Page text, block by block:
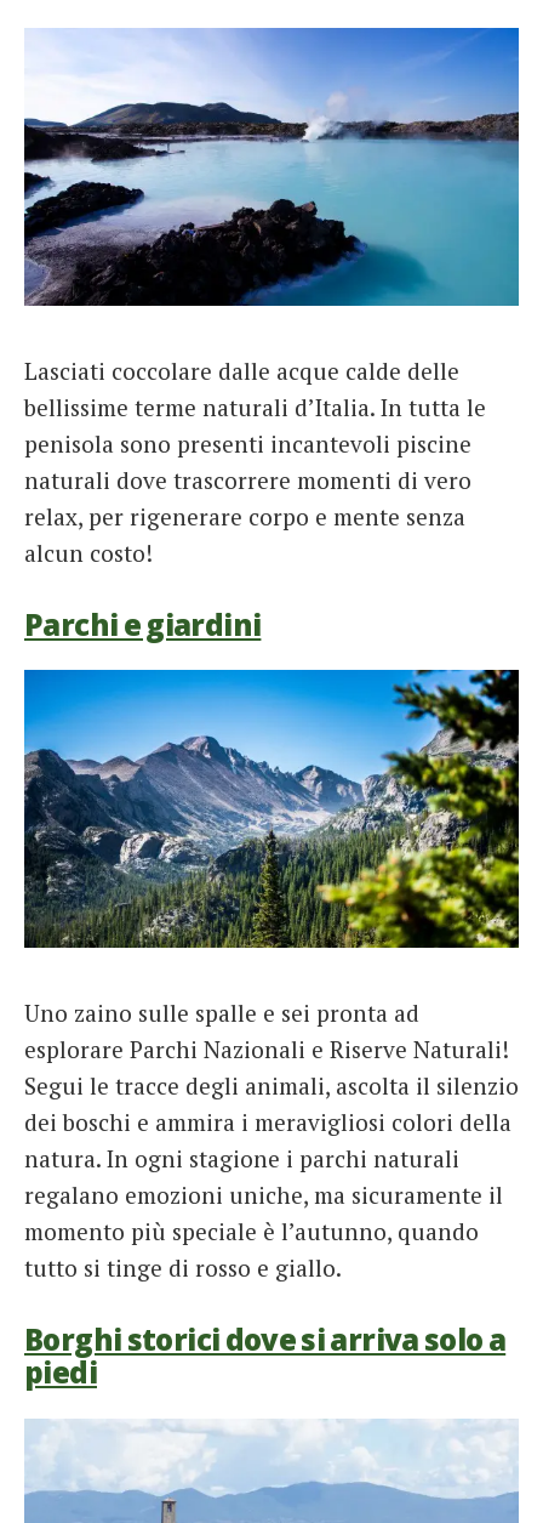
Lasciati coccolare dalle acque calde delle
bellissime terme naturali d’Italia. In tutta le
penisola sono presenti incantevoli piscine
naturali dove trascorrere momenti di vero
relax, per rigenerare corpo e mente senza
alcun costo!
Parchi e giardini
Uno zaino sulle spalle e sei pronta ad
esplorare Parchi Nazionali e Riserve Naturali!
Segui le tracce degli animali, ascolta il silenzio
dei boschi e ammira i meravigliosi colori della
natura. In ogni stagione i parchi naturali
regalano emozioni uniche, ma sicuramente il
momento più speciale è l’autunno, quando
tutto si tinge di rosso e giallo.
Borghi storici dove si arriva solo a
piedi